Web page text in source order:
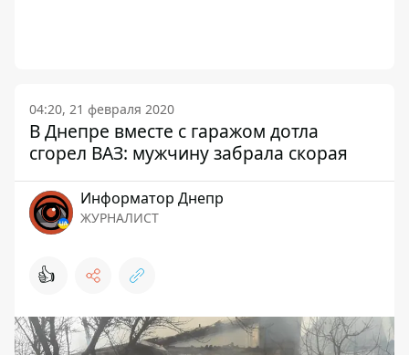
04:20, 21 февраля 2020
В Днепре вместе с гаражом дотла
сгорел ВАЗ: мужчину забрала скорая
Информатор Днепр
ЖУРНАЛИСТ
👍